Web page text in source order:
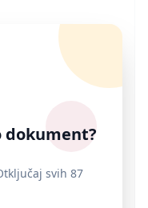
dokument?
svih 87